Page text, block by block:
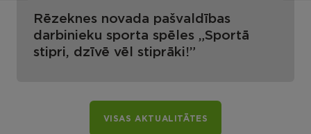
Rēzeknes novada pašvaldības
darbinieku sporta spēles „Sportā
stipri, dzīvē vēl stiprāki!”
VISAS AKTUALITĀTES